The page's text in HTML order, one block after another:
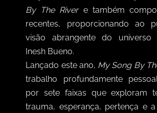
By The Rivere também
recentes, proporcionando ao
visão abrangente do universo
Inesh Bueno.
Lançado este ano, My Song By
trabalho profundamente
por sete faixas que exploram
trauma, esperança, pertença e